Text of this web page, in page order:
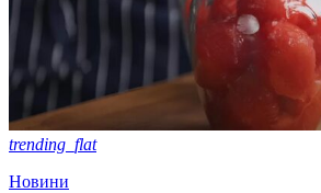
trending_flat
Новини